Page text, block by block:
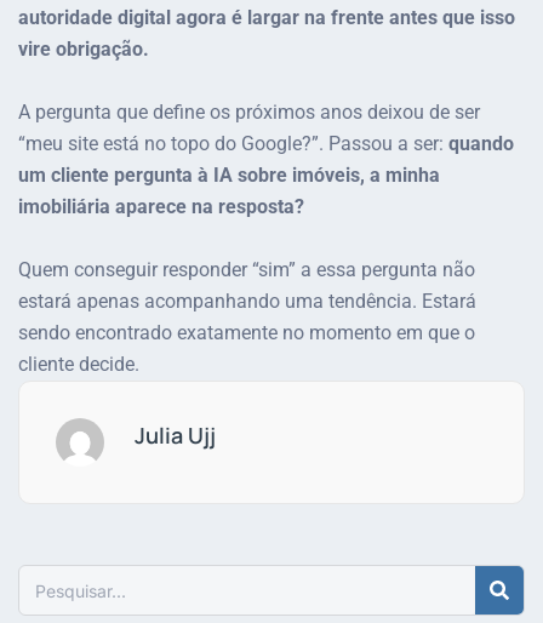
autoridade digital agora é largar na frente antes que isso
vire obrigação.
A pergunta que define os próximos anos deixou de ser
“meu site está no topo do Google?”. Passou a ser: quando
um cliente pergunta à IA sobre imóveis, a minha
imobiliária aparece na resposta?
Quem conseguir responder “sim” a essa pergunta não
estará apenas acompanhando uma tendência. Estará
sendo encontrado exatamente no momento em que o
cliente decide.
Julia Ujj